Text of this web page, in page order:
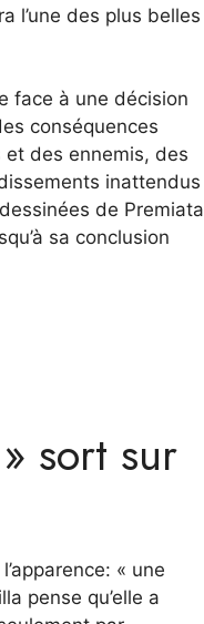
l’une des plus belles
face à une décision
conséquences
des ennemis, des
inattendus
de Premiata
sa conclusion
sort sur
« une
pense qu’elle a